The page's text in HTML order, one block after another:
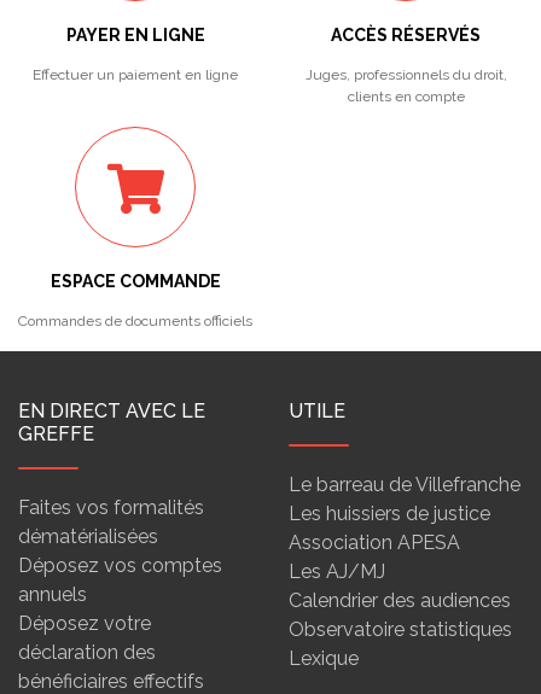
PAYER EN LIGNE
Effectuer un paiement en ligne
ACCÈS RÉSERVÉS
Juges, professionnels du droit,
clients en compte
ESPACE COMMANDE
Commandes de documents officiels
EN DIRECT AVEC LE
GREFFE
Faites vos formalités
dématérialisées
Déposez vos comptes
annuels
Déposez votre
déclaration des
bénéficiaires effectifs
UTILE
Le barreau de Villefranche
Les huissiers de justice
Association APESA
Les AJ/MJ
Calendrier des audiences
Observatoire statistiques
Lexique